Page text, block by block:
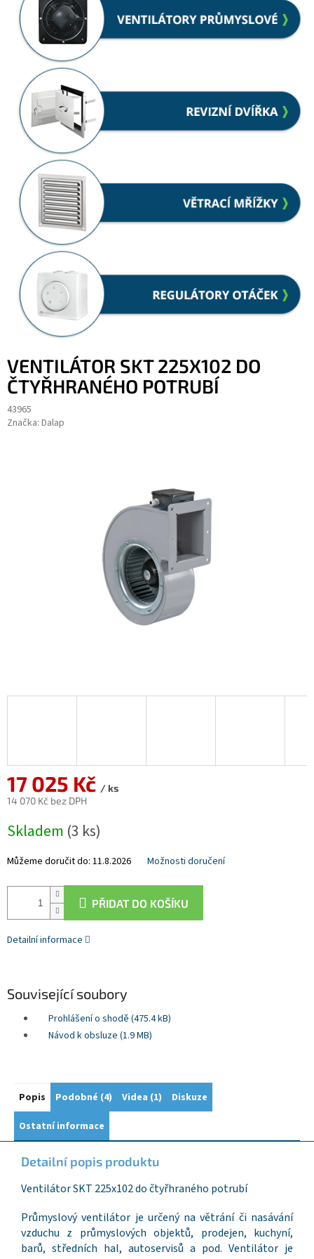
VENTILÁTOR SKT 225X102 DO
ČTYŘHRANÉHO POTRUBÍ
43965
Značka: Dalap
17 025 Kč / ks
14 070 Kč bez DPH
cena:
Skladem (3 ks)
Můžeme doručit do: 11.8.2026 Možnosti doručení
PŘIDAT DO KOŠÍKU
Detailní informace
Související soubory
Prohlášení o shodě (475.4 kB)
Návod k obsluze (1.9 MB)
Popis Podobné (4) Videa (1) Diskuze
Ostatní informace
Detailní popis produktu
Ventilátor SKT 225x102 do čtyřhraného potrubí
Průmyslový ventilátor je určený na větrání či nasávání
vzduchu z průmyslových objektů, prodejen, kuchyní,
barů, středních hal, autoservisů a pod. Ventilátor je